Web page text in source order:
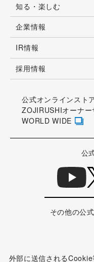
知る・楽しむ
企業情報
IR情報
採用情報
公式オンラインスト
ZOJIRUSHIオーナー
WORLD WIDE
公
その他の公
外部に送信される